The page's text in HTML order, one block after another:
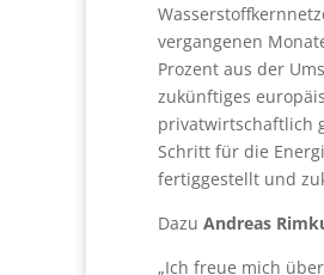
vergangenen
Prozent aus der
zukünftiges
privatwirtschaftlich
Schritt für die
fertiggestellt und
Dazu Andreas
„Ich freue mich